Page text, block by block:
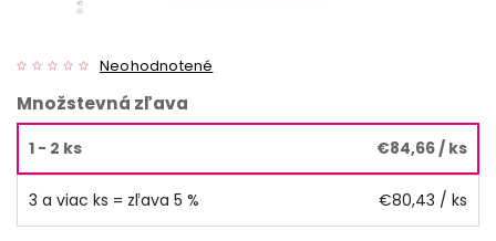
Neohodnotené
Množstevná zľava
1 - 2 ks €84,66/ ks
3 a viac ks = zľava 5 % €80,43 / ks